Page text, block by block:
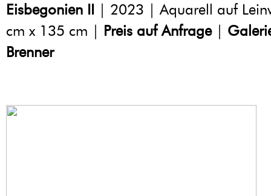
Eisbegonien II | 2023 | Aquarell auf
cm x 135 cm | Preis auf Anfrage|
Brenner